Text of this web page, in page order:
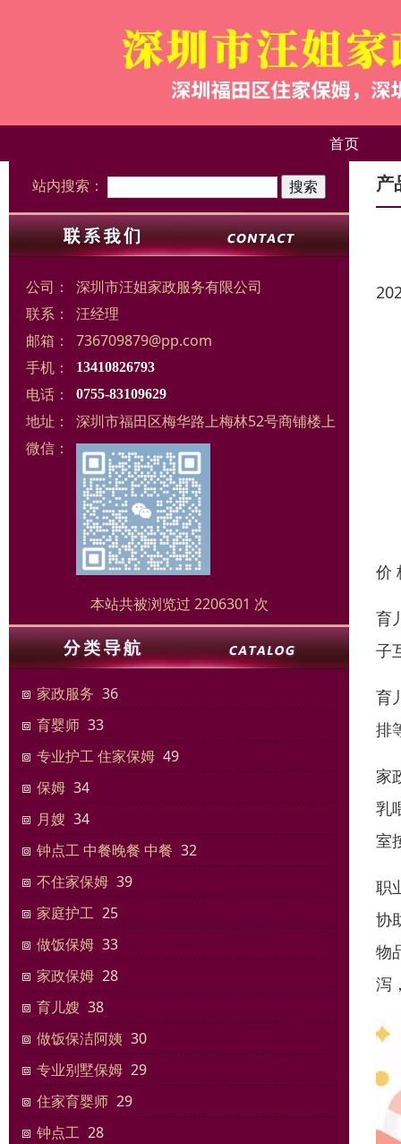
首页
站内搜索：
公司：
深圳市汪姐家政服务有限公司
联系：
汪经理
邮箱：
736709879@pp.com
手机：
13410826793
电话： 0755-83109629
地址：
深圳市福田区梅华路上梅林52号商铺楼上
微信：
本站共被浏览过 2206301 次
家政服务 36
育婴师 33
专业护工 住家保姆 49
保姆 34
月嫂 34
钟点工 中餐晚餐 中餐 32
不住家保姆 39
家庭护工 25
做饭保姆 33
家政保姆 28
育儿嫂 38
做饭保洁阿姨 30
专业别墅保姆 29
住家‌‌育婴师 29
钟点工 28
产
价
育
子
育
排
家
乳
室
职
协
物
泻